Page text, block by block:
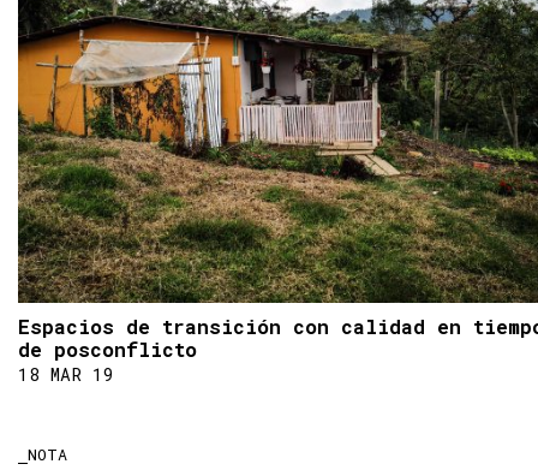
Espacios de transición con calidad en
de posconflicto
18 MAR 19
NOTA